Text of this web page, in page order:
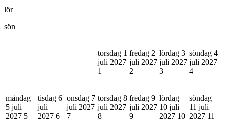
lör
sön
torsdag 1
juli 2027
1
fredag 2
juli 2027
2
lördag 3
juli 2027
3
söndag 4
juli 2027
4
måndag
5 juli
2027 5
tisdag 6
juli
2027 6
onsdag 7
juli 2027
7
torsdag 8
juli 2027
8
fredag 9
juli 2027
9
lördag
10 juli
2027 10
söndag
11 juli
2027 11